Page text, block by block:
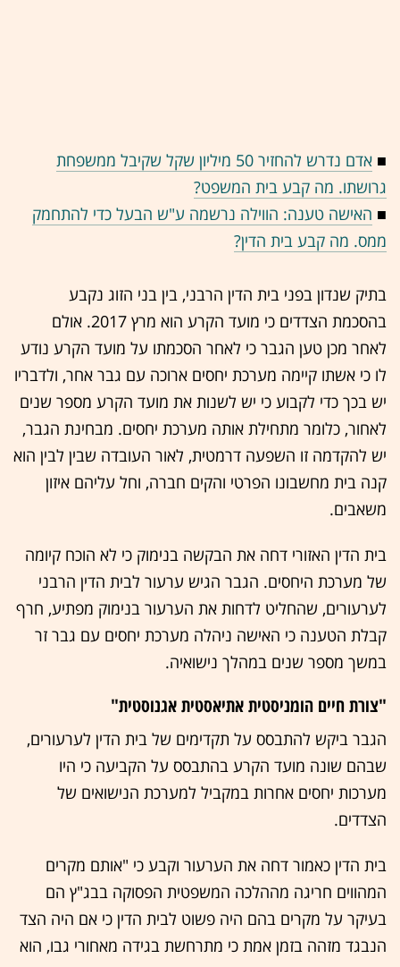
■
אדם נדרש להחזיר 50 מיליון שקל שקיבל ממשפחת
גרושתו. מה קבע בית המשפט?
■ האישה טענה: הווילה נרשמה ע"ש הבעל כדי להתחמק
ממס. מה קבע בית הדין?
בתיק שנדון בפני בית הדין הרבני, בין בני הזוג נקבע
בהסכמת הצדדים כי מועד הקרע הוא מרץ 2017. אולם
לאחר מכן טען הגבר כי לאחר הסכמתו על מועד הקרע נודע
לו כי אשתו קיימה מערכת יחסים ארוכה עם גבר אחר, ולדבריו
יש בכך כדי לקבוע כי יש לשנות את מועד הקרע מספר שנים
לאחור, כלומר מתחילת אותה מערכת יחסים. מבחינת הגבר,
יש להקדמה זו השפעה דרמטית, לאור העובדה שבין לבין הוא
קנה בית מחשבונו הפרטי והקים חברה, וחל עליהם איזון
משאבים.
בית הדין האזורי דחה את הבקשה בנימוק כי לא הוכח קיומה
של מערכת היחסים. הגבר הגיש ערעור לבית הדין הרבני
לערעורים, שהחליט לדחות את הערעור בנימוק מפתיע, חרף
קבלת הטענה כי האישה ניהלה מערכת יחסים עם גבר זר
במשך מספר שנים במהלך נישואיה.
"צורת חיים הומניסטית אתיאסטית אגנוסטית"
הגבר ביקש להתבסס על תקדימים של בית הדין לערעורים,
שבהם שונה מועד הקרע בהתבסס על הקביעה כי היו
מערכות יחסים אחרות במקביל למערכת הנישואים של
הצדדים.
בית הדין כאמור דחה את הערעור וקבע כי "אותם מקרים
המהווים חריגה מההלכה המשפטית הפסוקה בבג"ץ הם
בעיקר על מקרים בהם היה פשוט לבית הדין כי אם היה הצד
הנבגד מזהה בזמן אמת כי מתרחשת בגידה מאחורי גבו, הוא